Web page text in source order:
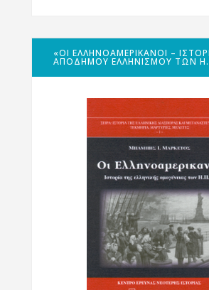
«ΟΙ ΕΛΛΗΝΟΑΜΕΡΙΚΑΝΟΊ –
ΑΠΌΔΗΜΟΥ ΕΛΛΗΝΙΣΜΟΎ ΤΩΝ